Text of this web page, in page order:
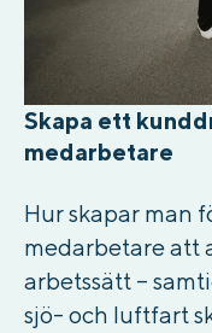
Skapa ett
medarbetare
Hur skapar man
medarbetare att
arbetssätt –
sjö- och luftfart